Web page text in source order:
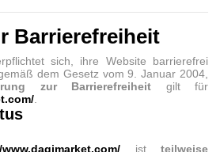
Barrierefreiheit
sich, ihre Website barrierefrei
dem Gesetz vom 9. Januar 2004,
zur Barrierefreiheit gilt für
ist teilweise